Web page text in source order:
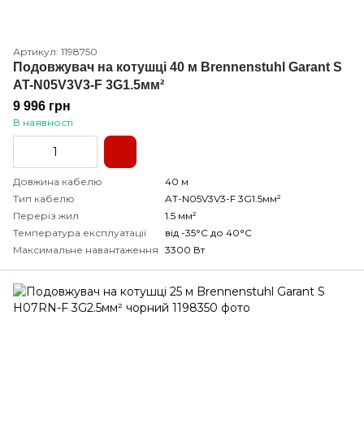
Артикул: 1198750
Подовжувач на котушці 40 м Brennenstuhl Garant S
AT-N05V3V3-F 3G1.5мм²
9 996 грн
В наявності
Довжина кабелю
40 м
Тип кабелю
AT-N05V3V3-F 3G1.5мм²
Переріз жил
1.5 мм²
Температура експлуатації
від -35°С до 40°С
Максимальне навантаження 3300 Вт